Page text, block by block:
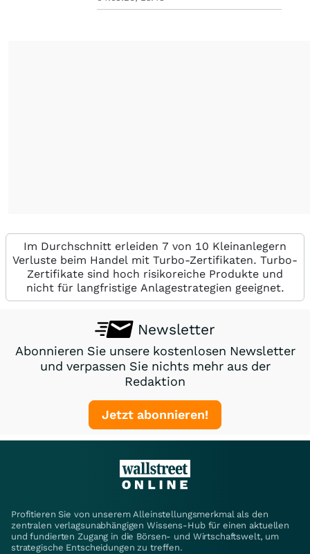
Im Durchschnitt erleiden 7 von 10 Kleinanlegern
Verluste beim Handel mit Turbo-Zertifikaten. Turbo-
Zertifikate sind hoch risikoreiche Produkte und
nicht für langfristige Anlagestrategien geeignet.
Newsletter
Abonnieren Sie unsere kostenlosen Newsletter
und verpassen Sie nichts mehr aus der
Redaktion
Jetzt abonnieren!
Profitieren Sie von unserem Alleinstellungsmerkmal als den
zentralen verlagsunabhängigen Wissens-Hub für einen aktuellen
und fundierten Zugang in die Börsen- und Wirtschaftswelt, um
strategische Entscheidungen zu treffen.